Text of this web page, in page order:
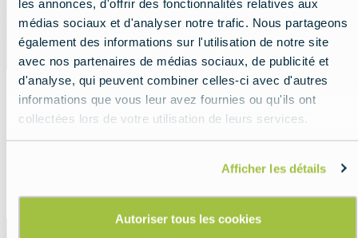
les annonces, d'offrir des fonctionnalités relatives aux
médias sociaux et d'analyser notre trafic. Nous partageons
également des informations sur l'utilisation de notre site
avec nos partenaires de médias sociaux, de publicité et
d'analyse, qui peuvent combiner celles-ci avec d'autres
informations que vous leur avez fournies ou qu'ils ont
collectées lors de votre utilisation de leurs services.
Afficher les détails
Autoriser tous les cookies
Le Portugal à votre rythme
Lead
Savourez chaque instant de votre voyage.